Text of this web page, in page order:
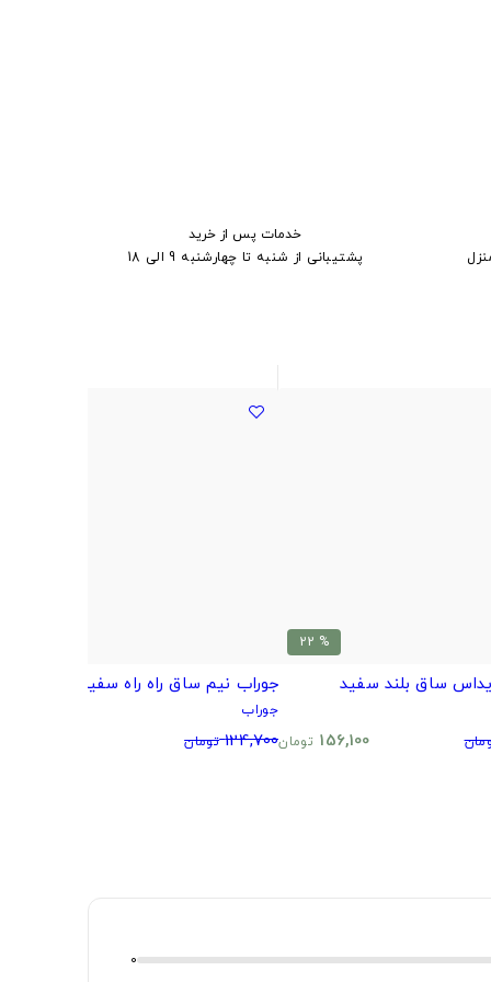
خدمات پس از خرید
پشتیبانی از شنبه تا چهارشنبه 9 الی 18
% 22
ساق بلند سفید
156,100 تومان
جوراب نیم ساق راه راه سفید مشکی
جوراب
124,700 تومان
0